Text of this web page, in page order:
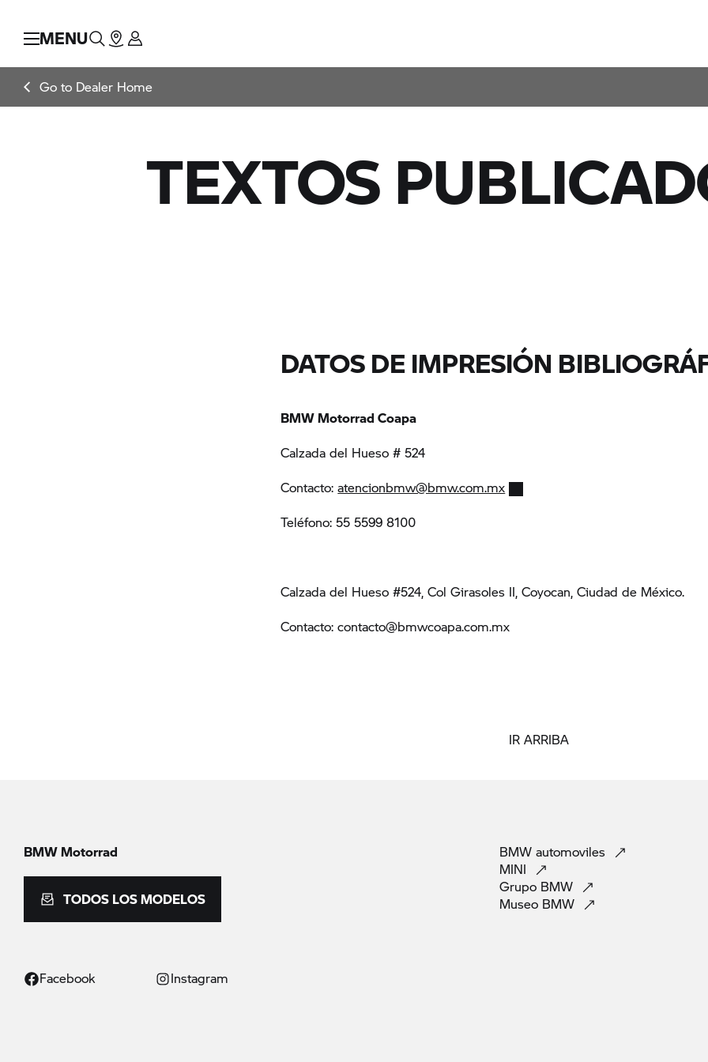
MENU
Go to Dealer Home
TEXTOS
DATOS DE IMPRESIÓN
BMW Motorrad Coapa
Calzada del Hueso # 524
Contacto:atencionbmw@bmw.com.mx
Teléfono: 55 5599 8100
Calzada del Hueso #524, Col Girasoles II, Coyocan, Ciudad de México.
Contacto: contacto@bmwcoapa.com.mx
IR ARRIBA
BMW Motorrad
TODOS LOS MODELOS
Facebook Instagram
BMW automoviles
MINI
Grupo BMW
Museo BMW